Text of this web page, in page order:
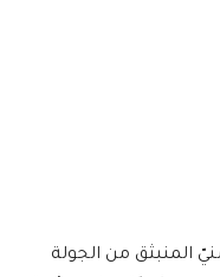
المنبثق من الجولة